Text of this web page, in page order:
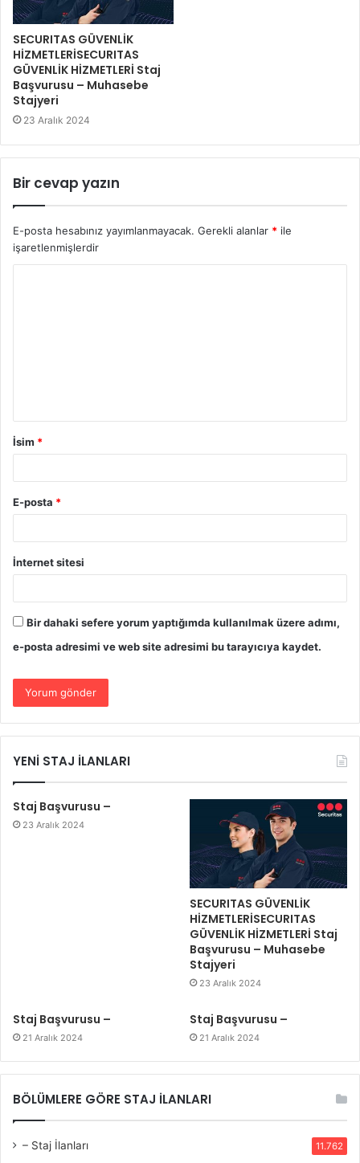
SECURITAS GÜVENLİK
HİZMETLERİSECURITAS
GÜVENLİK HİZMETLERİ Staj
Başvurusu – Muhasebe
Stajyeri
23 Aralık 2024
Bir cevap yazın
E-posta hesabınız yayımlanmayacak. Gerekli alanlar * ile
işaretlenmişlerdir
İsim *
E-posta *
İnternet sitesi
Bir dahaki sefere yorum yaptığımda kullanılmak üzere adımı,
e-posta adresimi ve web site adresimi bu tarayıcıya kaydet.
YENİ STAJ İLANLARI
Staj Başvurusu –
23 Aralık 2024
SECURITAS GÜVENLİK
HİZMETLERİSECURITAS
GÜVENLİK HİZMETLERİ Staj
Başvurusu – Muhasebe
Stajyeri
23 Aralık 2024
Staj Başvurusu –
21 Aralık 2024
Staj Başvurusu –
21 Aralık 2024
BÖLÜMLERE GÖRE STAJ İLANLARI
– Staj İlanları 11.762